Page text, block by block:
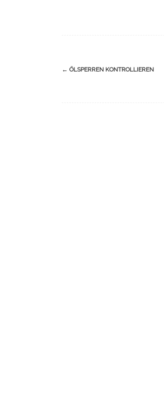
Navigation
← ÖLSPERREN KONTROLLIEREN